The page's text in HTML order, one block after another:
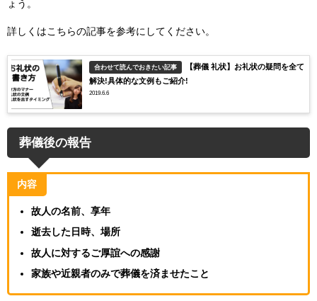
ょう。
詳しくはこちらの記事を参考にしてください。
合わせて読んでおきたい記事
【葬儀 礼状】お礼状の疑問を全て
解決!具体的な文例もご紹介!
2019.6.6
葬儀後の報告
内容
故人の名前、享年
逝去した日時、場所
故人に対するご厚誼への感謝
家族や近親者のみで葬儀を済ませたこと